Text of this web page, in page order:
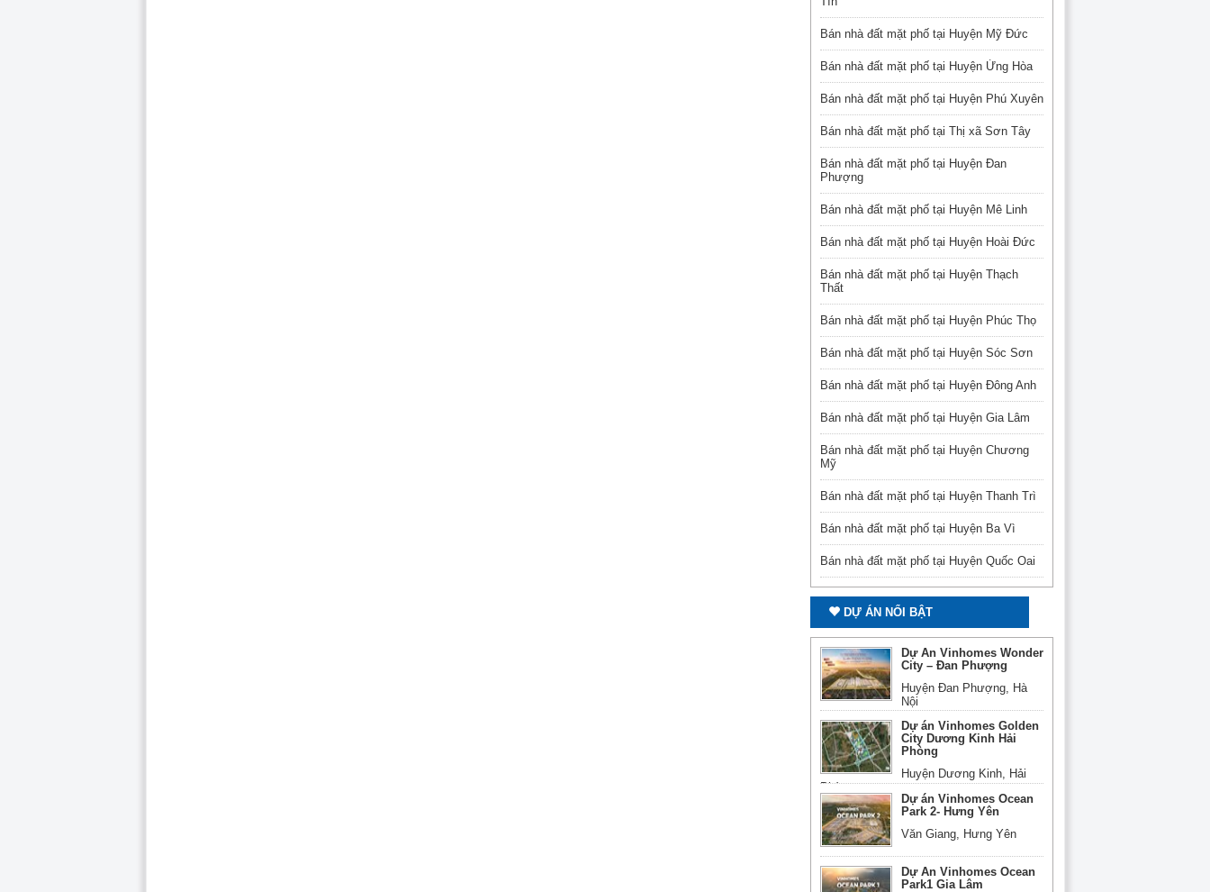
Bán nhà đất mặt phố tại Huyện Mỹ Đức
Bán nhà đất mặt phố tại Huyện Ứng Hòa
Bán nhà đất mặt phố tại Huyện Phú Xuyên
Bán nhà đất mặt phố tại Thị xã Sơn Tây
Bán nhà đất mặt phố tại Huyện Đan
Phượng
Bán nhà đất mặt phố tại Huyện Mê Linh
Bán nhà đất mặt phố tại Huyện Hoài Đức
Bán nhà đất mặt phố tại Huyện Thạch
Thất
Bán nhà đất mặt phố tại Huyện Phúc Thọ
Bán nhà đất mặt phố tại Huyện Sóc Sơn
Bán nhà đất mặt phố tại Huyện Đông Anh
Bán nhà đất mặt phố tại Huyện Gia Lâm
Bán nhà đất mặt phố tại Huyện Chương
Mỹ
Bán nhà đất mặt phố tại Huyện Thanh Trì
Bán nhà đất mặt phố tại Huyện Ba Vì
Bán nhà đất mặt phố tại Huyện Quốc Oai
DỰ ÁN NỔI BẬT
Dự Án Vinhomes Wonder
City – Đan Phượng​​
Huyện Đan Phượng, Hà
Nội
Dự án Vinhomes Golden
City Dương Kinh Hải
Phòng
Huyện Dương Kinh, Hải
Phòng
Dự án Vinhomes Ocean
Park 2- Hưng Yên
Văn Giang, Hưng Yên
Dự Án Vinhomes Ocean
Park1 Gia Lâm